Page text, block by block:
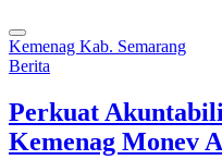
Kemenag Kab. Semarang
Berita
Perkuat
Kemenag Monev